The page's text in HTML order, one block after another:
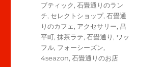
タ
グ
ブティック,石畳通りのラン
チ, セレクトショップ,石畳通
りのカフェ, アクセサリー, 昌
平町,抹茶ラテ,石畳通り, ワッ
フル, フォーシーズン,
4seazon,石畳通りのお店